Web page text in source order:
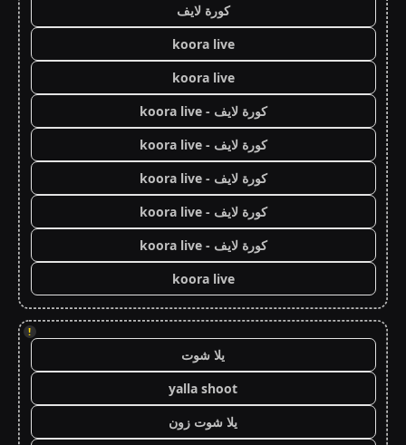
كورة لايف
koora live
koora live
كورة لايف - koora live
كورة لايف - koora live
كورة لايف - koora live
كورة لايف - koora live
كورة لايف - koora live
koora live
!
يلا شوت
yalla shoot
يلا شوت زون